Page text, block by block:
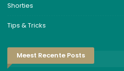
Shorties
Tips & Tricks
Meest Recente Posts